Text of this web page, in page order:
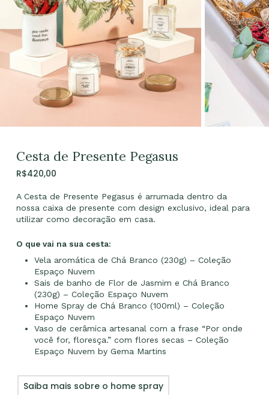
Cesta de Presente Pegasus
R$420,00
A Cesta de Presente Pegasus é arrumada dentro da
nossa caixa de presente com design exclusivo, ideal para
utilizar como decoração em casa.
O que vai na sua cesta:
Vela aromática de Chá Branco (230g) – Coleção
Espaço Nuvem
Sais de banho de Flor de Jasmim e Chá Branco
(230g) – Coleção Espaço Nuvem
Home Spray de Chá Branco (100ml) – Coleção
Espaço Nuvem
Vaso de cerâmica artesanal com a frase “Por onde
você for, floresça.” com flores secas – Coleção
Espaço Nuvem by Gema Martins
Saiba mais sobre o home spray